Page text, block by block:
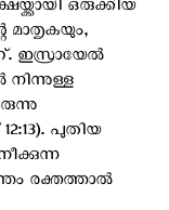
ഒരുക്കിയ
മാതൃകയും,
ഇസ്രായേൽ
പുതിയ
രക്തത്താൽ